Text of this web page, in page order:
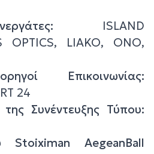
: ISLAND
OPTICS, LIAKO, ONO,
Επικοινωνίας:
24
της Συνέντευξης Τύπου:
Stoiximan AegeanBall